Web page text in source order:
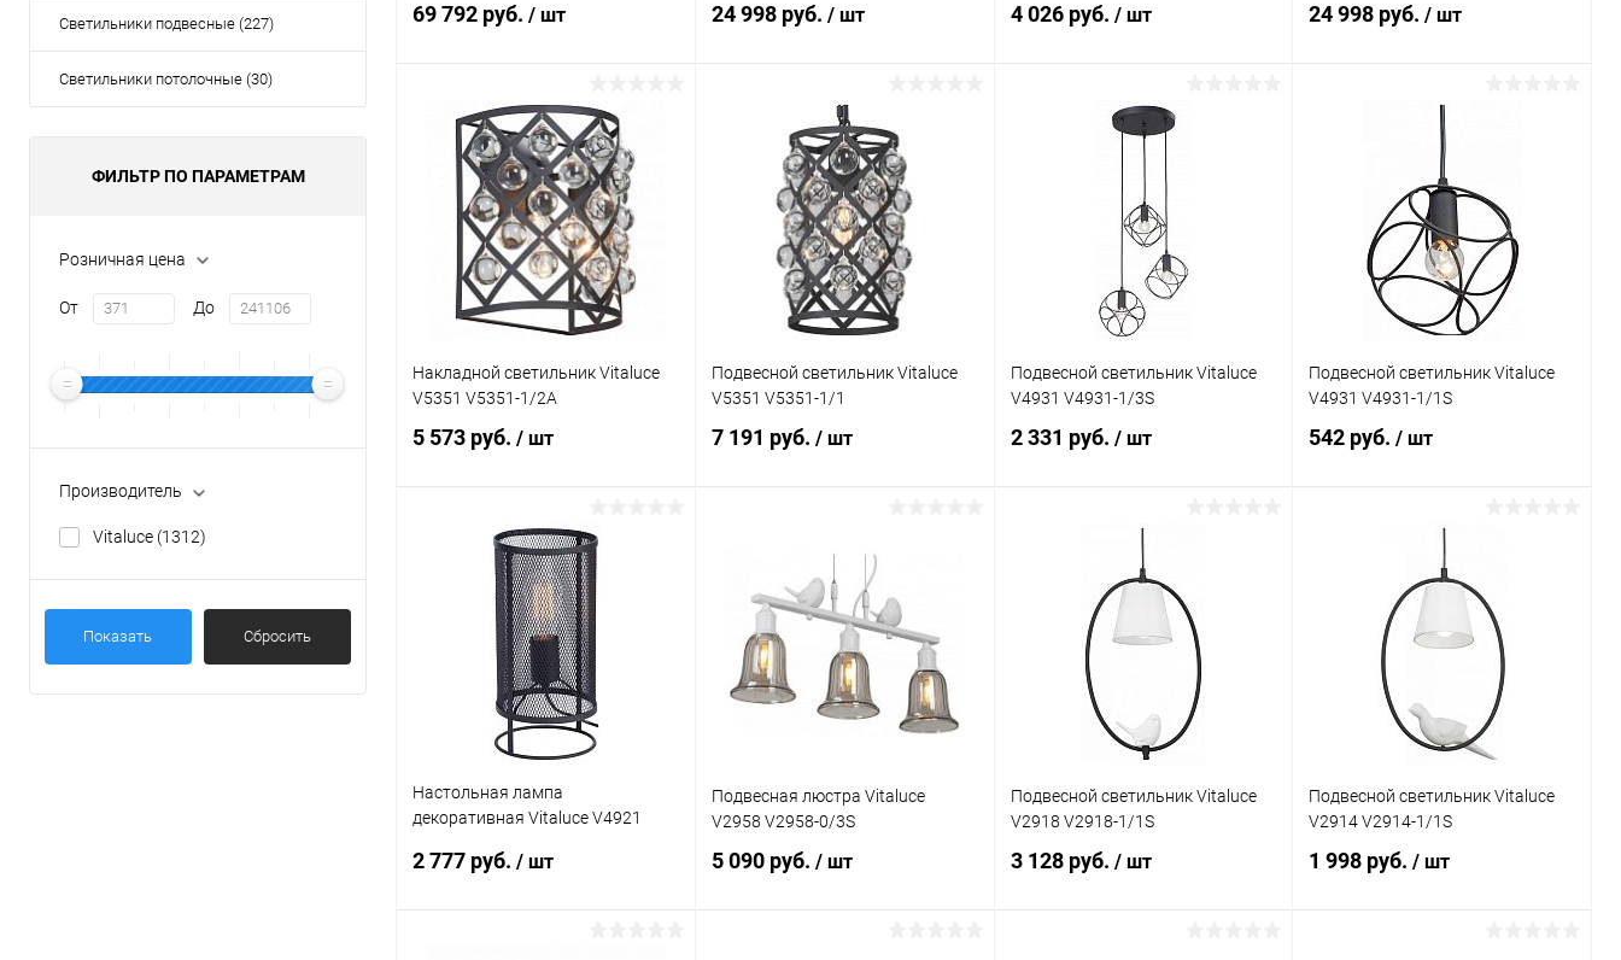
Светильники подвесные (227)
Светильники потолочные (30)
ФИЛЬТР ПО ПАРАМЕТРАМ
Розничная цена
От До
Производитель
Vitaluce (1312)
Показать Сбросить
69 792 руб. / шт
Подписаться
Купить в 1 клик Сравнение
В избранное Недоступно
24 998 руб. / шт
В корзину
Купить в 1 клик Сравнение
В избранное В наличии
4 026 руб. / шт
В корзину
Купить в 1 клик
В избранное
24 998 руб./ шт
Подписаться
Купить в 1 клик
В избранное Недоступно
Накладной светильник Vitaluce
V5351 V5351-1/2A
5 573 руб. / шт
Подписаться
Купить в 1 клик Сравнение
В избранное Недоступно
Подвесной светильник Vitaluce
V5351 V5351-1/1
7 191 руб. / шт
Купить в 1 клик Сравнение
В избранное Недоступно
Подвесной светильник Vitaluce
V4931 V4931-1/3S
2 331 руб. / шт
В корзину
Купить в 1 клик Сравнение
В избранное В наличии
Подвесной светильник Vitaluce
V4931 V4931-1/1S
542 руб./ шт
В корзину
Купить в 1 клик Сравнение
В избранное В наличии
Настольная лампа
декоративная Vitaluce V4921
2 777 руб. / шт
Подвесная люстра Vitaluce
V2958 V2958-0/3S
5 090 руб. / шт
Подвесной светильник Vitaluce
V2918 V2918-1/1S
3 128 руб. / шт
Подвесной светильник Vitaluce
V2914 V2914-1/1S
1 998 руб./ шт